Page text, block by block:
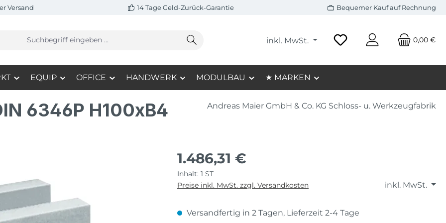
Versand 14 Tage Geld-Zurück-Garantie Bequemer Kauf auf Rechnung
inkl. MwSt. 0,00 €
EQUIP OFFICE HANDWERK MODULBAU ★ MARKEN
6346P H100xB4 Andreas Maier GmbH & Co. KG Schloss- u. Werkzeugfabrik
1.486,31 €
Inhalt: 1 ST
inkl. MwSt.
Preise inkl. MwSt. zzgl. Versandkosten
Versandfertig in 2 Tagen, Lieferzeit 2-4 Tage